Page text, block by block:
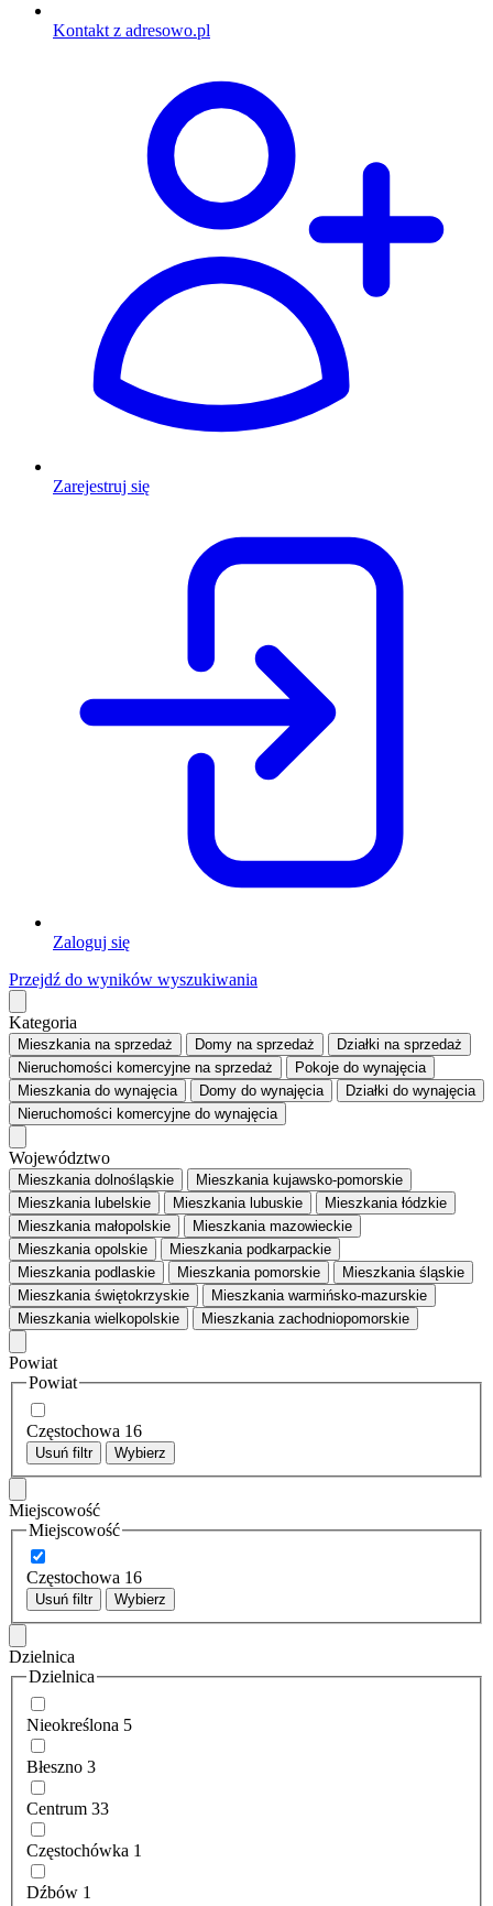
Kontakt z adresowo.pl
Zarejestruj się
Zaloguj się
Przejdź do wyników wyszukiwania
Kategoria
Mieszkaniana sprzedaż Domy na sprzedaż Działki na sprzedaż
Nieruchomości komercyjne na sprzedaż Pokoje do wynajęcia
Mieszkaniado wynajęcia Domy do wynajęcia Działki do wynajęcia
Nieruchomości komercyjne do wynajęcia
Województwo
Mieszkania dolnośląskie
Mieszkania kujawsko-pomorskie
Mieszkania lubelskie
Mieszkania lubuskie
Mieszkania łódzkie
Mieszkania małopolskie
Mieszkania mazowieckie
Mieszkania opolskie
Mieszkania podkarpackie
Mieszkania podlaskie
Mieszkania pomorskie
Mieszkania śląskie
Mieszkania świętokrzyskie
Mieszkania warmińsko-mazurskie
Mieszkania wielkopolskie
Mieszkania zachodniopomorskie
Powiat
Powiat
Częstochowa 16
Usuń filtr Wybierz
Miejscowość
Miejscowość
Częstochowa 16
Usuń filtr Wybierz
Dzielnica
Dzielnica
Nieokreślona 5
Błeszno 3
Centrum 33
Częstochówka 1
Dźbów 1